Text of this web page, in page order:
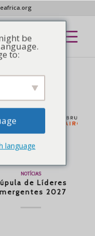
NOTÍCIAS
de Líderes
2027
be
to:
language